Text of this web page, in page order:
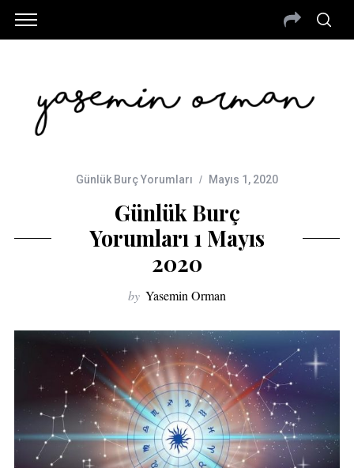
Günlük Burç Yorumları Mayıs 1, 2020
Günlük Burç
Yorumları 1 Mayıs
2020
by Yasemin Orman